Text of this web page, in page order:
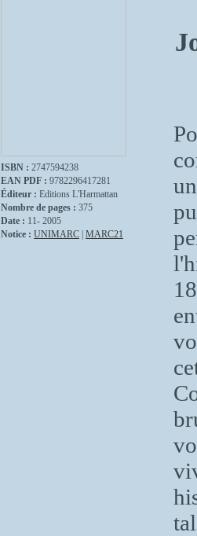
ISBN : 2747594238
EAN PDF : 9782296417281
Éditeur : Editions L'Harmattan
Nombre de pages : 375
Date : 11- 2005
Notice : UNIMARC MARC21